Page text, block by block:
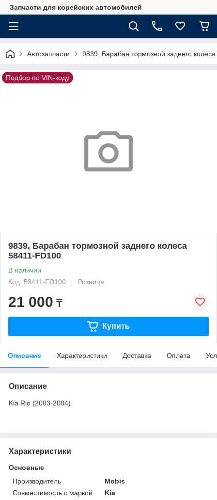
Запчасти для корейских автомобилей
Автозапчасти 9839, Барабан тормозной заднего
Подбор по VIN-коду
9839, Барабан тормозной заднего колеса
58411-FD100
В наличии
Код: 58411-FD100
Розница
21 000 ₸
Купить
Описание Характеристики Доставка Оплата
Описание
Kia Rio (2003-2004)
Характеристики
Основные
Производитель
Mobis
Совместимость с маркой
Kia